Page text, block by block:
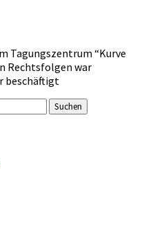
Tagungszentrum “Kurve
Rechtsfolgen war
beschäftigt
Suchen